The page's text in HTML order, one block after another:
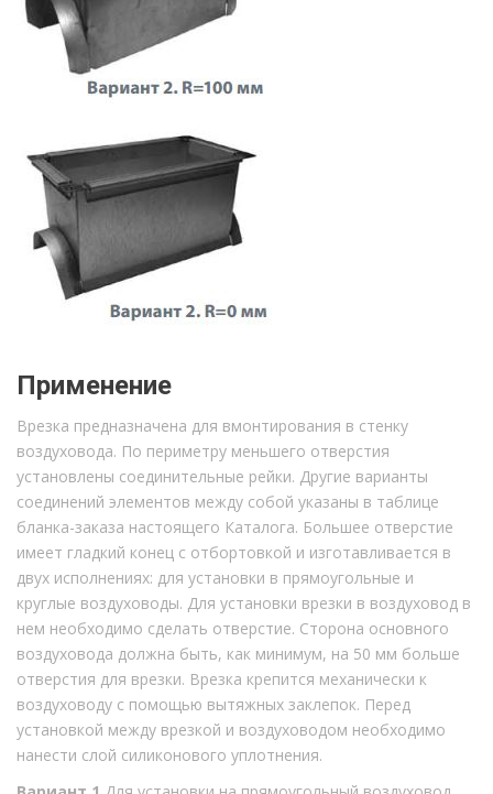
Применение
Врезка предназначена для вмонтирования в стенку
воздуховода. По периметру меньшего отверстия
установлены соединительные рейки. Другие варианты
соединений элементов между собой указаны в таблице
бланка-заказа настоящего Каталога. Большее отверстие
имеет гладкий конец с отбортовкой и изготавливается в
двух исполнениях: для установки в прямоугольные и
круглые воздуховоды. Для установки врезки в воздуховод в
нем необходимо сделать отверстие. Сторона основного
воздуховода должна быть, как минимум, на 50 мм больше
отверстия для врезки. Врезка крепится механически к
воздуховоду с помощью вытяжных заклепок. Перед
установкой между врезкой и воздуховодом необходимо
нанести слой силиконового уплотнения.